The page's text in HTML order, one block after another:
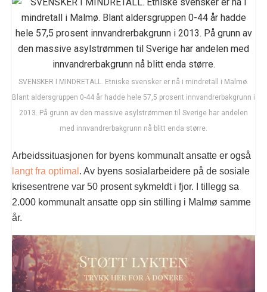
SVENSKER I MINDRETALL. Etniske svensker er nå i mindretall i Malmø.
Blant aldersgruppen 0-44 år hadde hele 57,5 prosent innvandrerbakgrunn i
2013. På grunn av den massive asylstrømmen til Sverige har andelen
med innvandrerbakgrunn nå blitt enda større.
Arbeidssituasjonen for byens kommunalt ansatte er også
langt fra optimal . Av byens sosialarbeidere på de sosiale
krisesentrene var 50 prosent sykmeldt i fjor. I tillegg sa
2.000 kommunalt ansatte opp sin stilling i Malmø samme
år.